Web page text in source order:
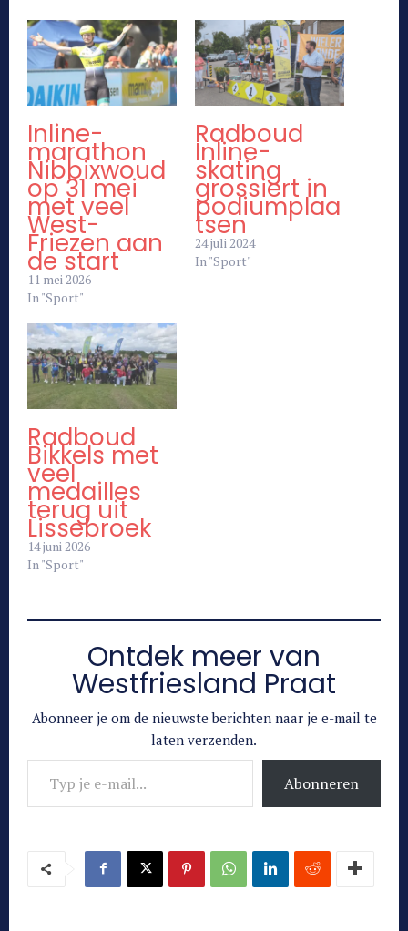
Inline-
marathon
Nibbixwoud
op 31 mei
met veel
West-
Friezen aan
de start
11 mei 2026
In "Sport"
Radboud
Inline-
skating
grossiert in
podiumplaa
tsen
24 juli 2024
In "Sport"
Radboud
Bikkels met
veel
medailles
terug uit
Lissebroek
14 juni 2026
In "Sport"
Ontdek meer van
Westfriesland Praat
Abonneer je om de nieuwste berichten naar je e-mail te
laten verzenden.
Typ je e-mail...
Abonneren